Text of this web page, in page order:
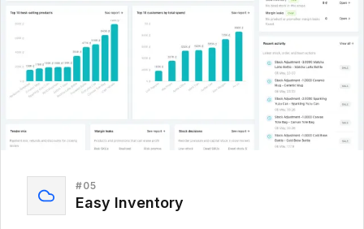
#05
Easy Inventory